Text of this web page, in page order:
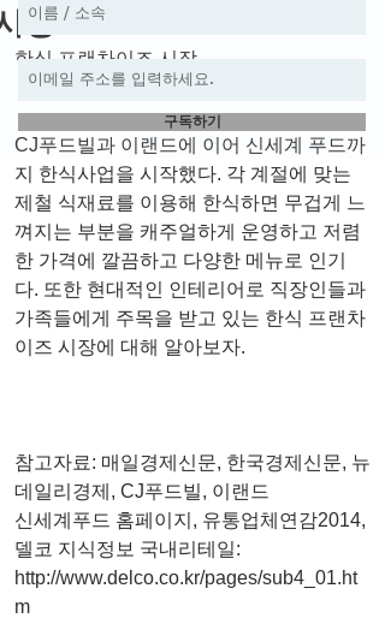
장
한식 프랜차이즈 시장
CJ푸드빌과 이랜드에 이어 신세계 푸드까
지 한식사업을 시작했다. 각 계절에 맞는
제철 식재료를 이용해 한식하면 무겁게 느
껴지는 부분을 캐주얼하게 운영하고 저렴
한 가격에 깔끔하고 다양한 메뉴로 인기
다. 또한 현대적인 인테리어로 직장인들과
가족들에게 주목을 받고 있는 한식 프랜차
이즈 시장에 대해 알아보자.
참고자료: 매일경제신문, 한국경제신문, 뉴
데일리경제, CJ푸드빌, 이랜드
신세계푸드 홈페이지, 유통업체연감2014,
델코 지식정보 국내리테일:
http://www.delco.co.kr/pages/sub4_01.ht
m
구독하기